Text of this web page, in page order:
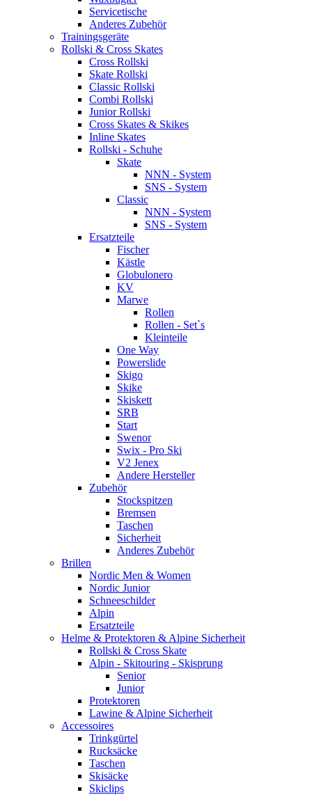
Servicetische
Anderes Zubehör
Trainingsgeräte
Rollski & Cross Skates
Cross Rollski
Skate Rollski
Classic Rollski
Combi Rollski
Junior Rollski
Cross Skates & Skikes
Inline Skates
Rollski - Schuhe
Skate
NNN - System
SNS - System
Classic
NNN - System
SNS - System
Ersatzteile
Fischer
Kästle
Globulonero
KV
Marwe
Rollen
Rollen - Set`s
Kleinteile
One Way
Powerslide
Skigo
Skike
Skiskett
SRB
Start
Swenor
Swix - Pro Ski
V2 Jenex
Andere Hersteller
Zubehör
Stockspitzen
Bremsen
Taschen
Sicherheit
Anderes Zubehör
Brillen
Nordic Men & Women
Nordic Junior
Schneeschilder
Alpin
Ersatzteile
Helme & Protektoren & Alpine Sicherheit
Rollski & Cross Skate
Alpin - Skitouring - Skisprung
Senior
Junior
Protektoren
Lawine & Alpine Sicherheit
Accessoires
Trinkgürtel
Rucksäcke
Taschen
Skisäcke
Skiclips